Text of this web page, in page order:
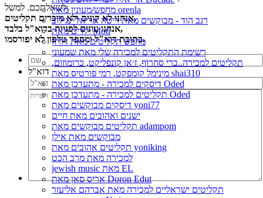
מחפש/מעונין מאת orenla
רגב הוד - מבוקשים מאת ריטה אריאל ינגילוב
ילדים מאת Moti
מחפש תקליטים מאת דורון
רשימת התקליטים למכירה שלי מאת שמעוני
תקליטים למכירה..ברי סחרוֹף, ז׳אן קונפליקט, כרומוזום,
מינימל קומפקט, רמי פורטיס מאת shai310
דיסקים למכירה - מתעדכן מאת Oded
תקליטים למכירה - מתעדכן מאת Oded
דיסקים מבוקשים מאת yoni77
ישנים ואהובים מאת חיים
תקליטים מבוקשים מאת adampom
מבוקשים מאת אילן
תקליטים אהובים מאת yoniking
למכירה מאת מרב הכט
jewish music מאת EL
אריס סאן מאת Doron Edut
תקליטים ישראליים למכירה מאת אברהם אליעזר
לשאלתכם. למשל:
אנחנו לא קונים ולא מוכרים תקליטים,
אנחנו עונים לפניות בדוא"ל בלבד,
כתובת דוא"ל ומספר טלפון לא יפורסמו.
דוא"ל